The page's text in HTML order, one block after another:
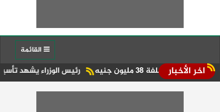
اخر الأخبار رئيس الوزراء يشهد تأسيس مليون جنيه